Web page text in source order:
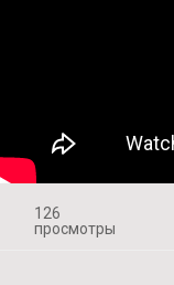
126
просмотры